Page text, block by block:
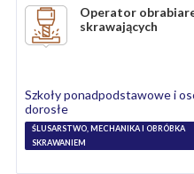
Operator
skrawających
Szkoły ponadpodstawowe i
dorosłe
ŚLUSARSTWO, MECHANIKA I OBRÓBKA
SKRAWANIEM